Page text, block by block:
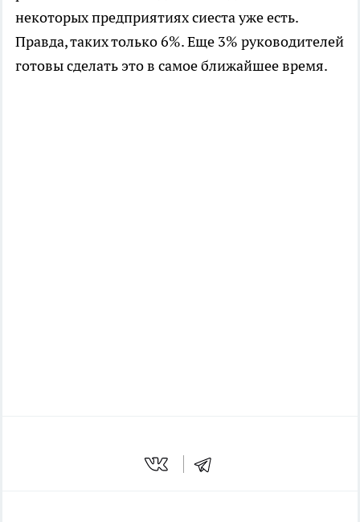
некоторых предприятиях сиеста уже есть.
Правда, таких только 6%. Еще 3% руководителей
готовы сделать это в самое ближайшее время.